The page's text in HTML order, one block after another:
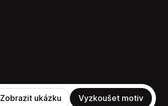
Zobrazit ukázku Vyzkoušet motiv